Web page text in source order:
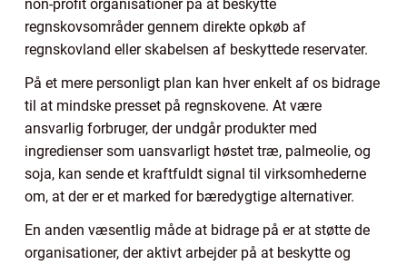
non-profit organisationer på at beskytte
regnskovsområder gennem direkte opkøb af
regnskovland eller skabelsen af beskyttede reservater.
På et mere personligt plan kan hver enkelt af os bidrage
til at mindske presset på regnskovene. At være
ansvarlig forbruger, der undgår produkter med
ingredienser som uansvarligt høstet træ, palmeolie, og
soja, kan sende et kraftfuldt signal til virksomhederne
om, at der er et marked for bæredygtige alternativer.
En anden væsentlig måde at bidrage på er at støtte de
organisationer, der aktivt arbejder på at beskytte og